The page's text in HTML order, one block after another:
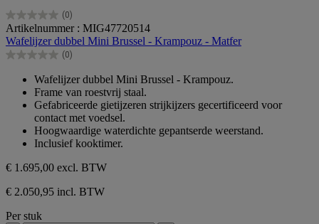
(0)
0.0
van
de
5
Artikelnummer : MIG47720514
Wafelijzer dubbel Mini Brussel - Krampouz - Matfer
(0)
0.0
sterren.
Wafelijzer dubbel Mini Brussel - Krampouz.
Frame van roestvrij staal.
Gefabriceerde gietijzeren strijkijzers gecertificeerd voor
contact met voedsel.
Hoogwaardige waterdichte gepantserde weerstand.
Inclusief kooktimer.
€ 1.695,00 excl. BTW
€ 2.050,95 incl. BTW
Per stuk